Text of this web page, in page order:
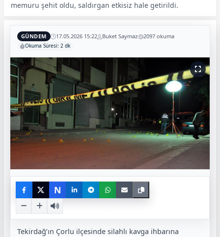
memuru şehit oldu, saldırgan etkisiz hale getirildi.
GÜNDEM 17.05.2026 15:22 Buket Saymaz 2097 okuma
Okuma Süresi: 2 dk
N
Tekirdağ’ın Çorlu ilçesinde silahlı kavga ihbarına